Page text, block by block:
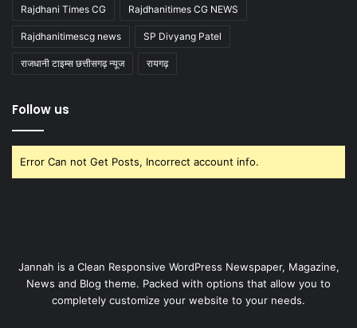
Rajdhani Times CG Rajdhanitimes CG NEWS
Rajdhanitimescg news SP Divyang Patel
राजधानी टाइम्स छत्तीसगढ़ न्यूज रायगढ़
Follow us
Error Can not Get Posts, Incorrect account info.
Jannah is a Clean Responsive WordPress Newspaper, Magazine,
News and Blog theme. Packed with options that allow you to
completely customize your website to your needs.